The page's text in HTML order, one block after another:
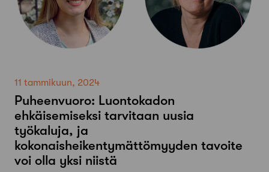
11 tammikuun, 2024
Puheenvuoro: Luontokadon
ehkäisemiseksi tarvitaan uusia
työkaluja, ja
kokonaisheikentymättömyyden tavoite
voi olla yksi niistä